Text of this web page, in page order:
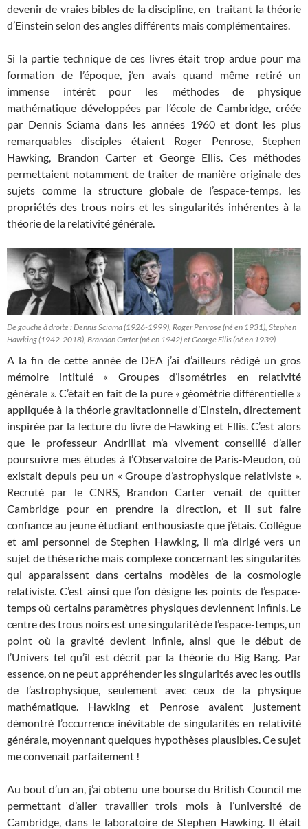
devenir de vraies bibles de la discipline, en traitant la théorie
d’Einstein selon des angles différents mais complémentaires.
Si la partie technique de ces livres était trop ardue pour ma
formation de l’époque, j’en avais quand même retiré un
immense intérêt pour les méthodes de physique
mathématique développées par l’école de Cambridge, créée
par Dennis Sciama dans les années 1960 et dont les plus
remarquables disciples étaient Roger Penrose, Stephen
Hawking, Brandon Carter et George Ellis. Ces méthodes
permettaient notamment de traiter de manière originale des
sujets comme la structure globale de l’espace-temps, les
propriétés des trous noirs et les singularités inhérentes à la
théorie de la relativité générale.
De gauche à droite : Dennis Sciama (1926-1999), Roger Penrose (né en 1931), Stephen
Hawking (1942-2018), Brandon Carter (né en 1942) et George Ellis (né en 1939)
A la fin de cette année de DEA j’ai d’ailleurs rédigé un gros
mémoire intitulé « Groupes d’isométries en relativité
générale ». C’était en fait de la pure « géométrie différentielle »
appliquée à la théorie gravitationnelle d’Einstein, directement
inspirée par la lecture du livre de Hawking et Ellis. C’est alors
que le professeur Andrillat m’a vivement conseillé d’aller
poursuivre mes études à l’Observatoire de Paris-Meudon, où
existait depuis peu un « Groupe d’astrophysique relativiste ».
Recruté par le CNRS, Brandon Carter venait de quitter
Cambridge pour en prendre la direction, et il sut faire
confiance au jeune étudiant enthousiaste que j’étais. Collègue
et ami personnel de Stephen Hawking, il m’a dirigé vers un
sujet de thèse riche mais complexe concernant les singularités
qui apparaissent dans certains modèles de la cosmologie
relativiste. C’est ainsi que l’on désigne les points de l’espace-
temps où certains paramètres physiques deviennent infinis. Le
centre des trous noirs est une singularité de l’espace-temps, un
point où la gravité devient infinie, ainsi que le début de
l’Univers tel qu’il est décrit par la théorie du Big Bang. Par
essence, on ne peut appréhender les singularités avec les outils
de l’astrophysique, seulement avec ceux de la physique
mathématique. Hawking et Penrose avaient justement
démontré l’occurrence inévitable de singularités en relativité
générale, moyennant quelques hypothèses plausibles. Ce sujet
me convenait parfaitement !
Au bout d’un an, j’ai obtenu une bourse du British Council me
permettant d’aller travailler trois mois à l’université de
Cambridge, dans le laboratoire de Stephen Hawking. Il était